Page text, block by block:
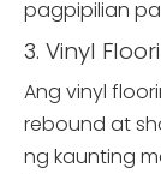
pagpipilian
3. Vinyl
Ang vinyl
rebound at
ng kaunting